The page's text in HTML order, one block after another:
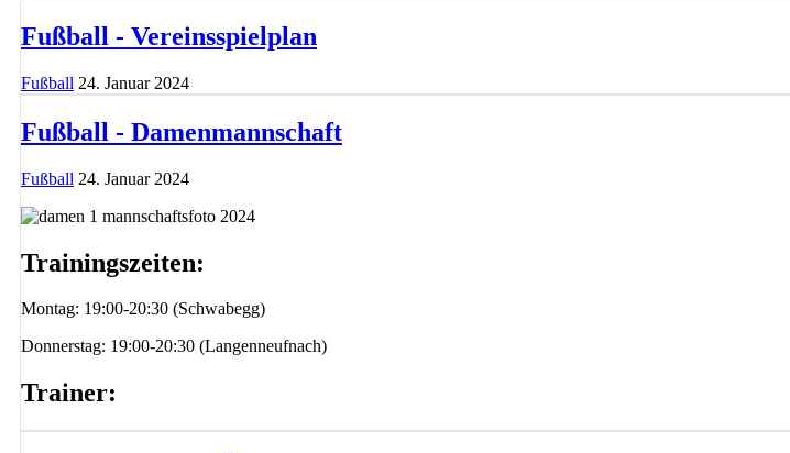
Fußball - Vereinsspielplan
Fußball 24. Januar 2024
Fußball - Damenmannschaft
Fußball 24. Januar 2024
Trainingszeiten:
Montag: 19:00-20:30 (Schwabegg)
Donnerstag: 19:00-20:30 (Langenneufnach)
Trainer: